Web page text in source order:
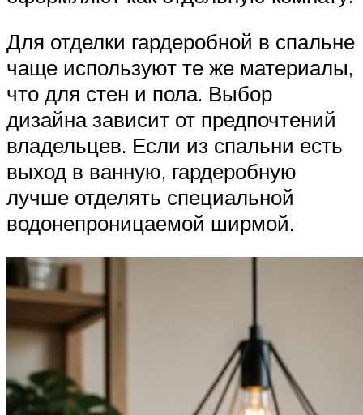
Для отделки гардеробной в спальне
чаще используют те же материалы,
что для стен и пола. Выбор
дизайна зависит от предпочтений
владельцев. Если из спальни есть
выход в ванную, гардеробную
лучше отделять специальной
водонепроницаемой ширмой.